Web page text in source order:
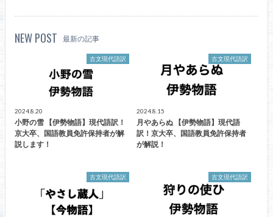
NEW POST 最新の記事
古文現代語訳
2024.8.20
小野の雪 【伊勢物語】現代語訳！
京大卒、国語教員免許保持者が解
説します！
古文現代語訳
2024.8.15
月やあらぬ 【伊勢物語】現代語
訳！京大卒、国語教員免許保持者
が解説！
古文現代語訳 古文現代語訳